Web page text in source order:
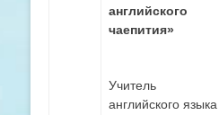
английского
чаепития»
Учитель
английского языка